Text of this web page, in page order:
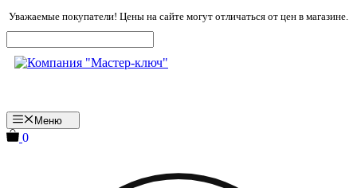
Перейти
к
содержимому
Уважаемые покупатели! Цены на сайте могут отличаться от цен в магазине.
Меню
0